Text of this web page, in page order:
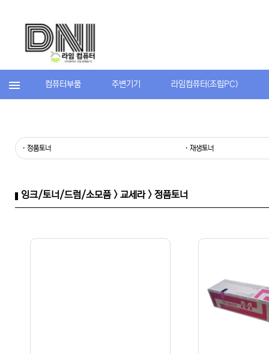
컴퓨터부품 주변기기 라임컴퓨터(조립PC)
· 정품토너 · 재생토너
잉크/토너/드럼/소모품 > 교세라 > 정품토너